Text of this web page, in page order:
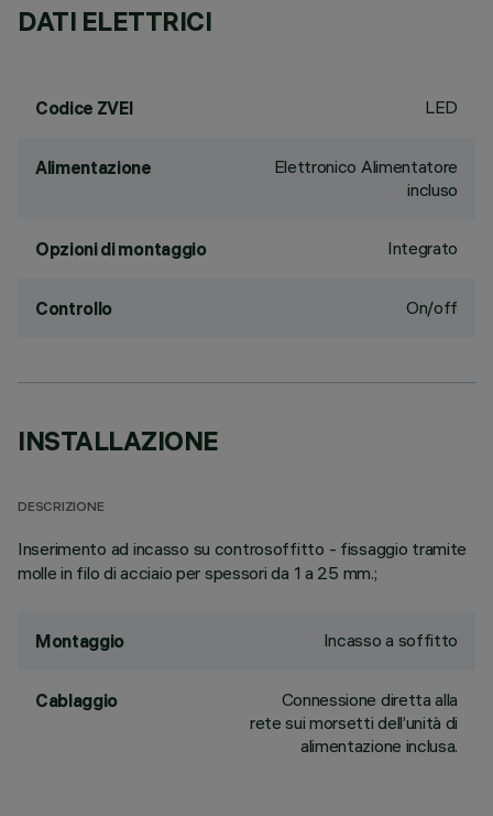
DATI ELETTRICI
Codice ZVEI LED
Alimentazione
Elettronico Alimentatore
incluso
Opzioni di montaggio Integrato
Controllo On/off
INSTALLAZIONE
DESCRIZIONE
Inserimento ad incasso su controsoffitto - fissaggio tramite
molle in filo di acciaio per spessori da 1 a 25 mm.;
Montaggio Incasso a soffitto
Cablaggio
Connessione diretta alla
rete sui morsetti dell’unità di
alimentazione inclusa.